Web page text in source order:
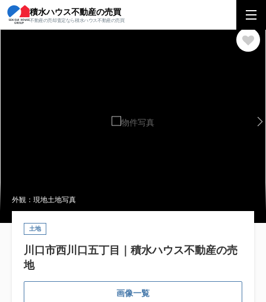
積水ハウス不動産の売買
不動産の売却査定なら積水ハウス不動産の売買
積水ハウス不動産の売買 関東エリア 川口市
土地
川口市西川口五丁目｜積水ハウス不動産の売
地
画像一覧
外観：現地土地写真